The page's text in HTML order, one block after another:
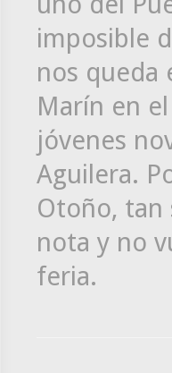
imposible
nos queda
Marín en
jóvenes
Aguilera.
Otoño, tan
nota y no
feria.